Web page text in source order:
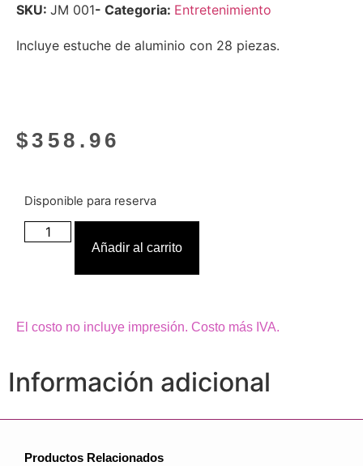
SKU: JM 001- Categoria: Entretenimiento
Incluye estuche de aluminio con 28 piezas.
$358.96
Disponible para reserva
Añadir al carrito
El costo no incluye impresión. Costo más IVA.
Información adicional
Productos Relacionados